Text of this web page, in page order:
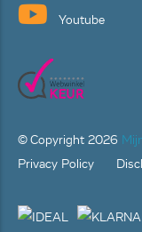
Youtube
© Copyright 2026
Privacy Policy